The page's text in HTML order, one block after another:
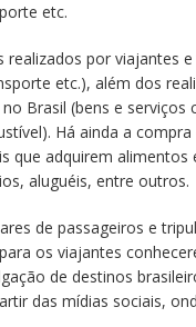
etc.
por viajantes
etc.), além dos
Brasil (bens e
Há ainda a
que adquirem alimentos
aluguéis, entre outros.
de passageiros e
os viajantes
de destinos
das mídias sociais,